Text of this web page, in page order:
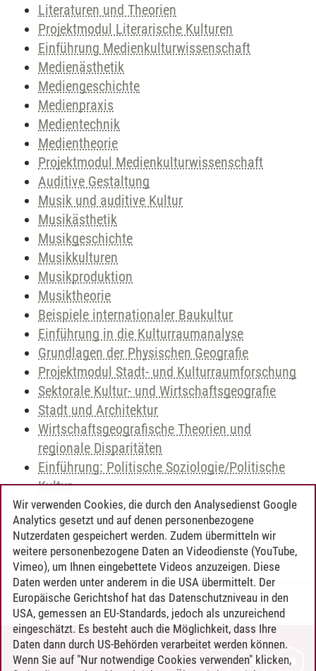
Literaturen und Theorien
Projektmodul Literarische Kulturen
Einführung Medienkulturwissenschaft
Medienästhetik
Mediengeschichte
Medienpraxis
Medientechnik
Medientheorie
Projektmodul Medienkulturwissenschaft
Auditive Gestaltung
Musik und auditive Kultur
Musikästhetik
Musikgeschichte
Musikkulturen
Musikproduktion
Musiktheorie
Beispiele internationaler Baukultur
Einführung in die Kulturraumanalyse
Grundlagen der Physischen Geografie
Projektmodul Stadt- und Kulturraumforschung
Sektorale Kultur- und Wirtschaftsgeografie
Stadt und Architektur
Wirtschaftsgeografische Theorien und
regionale Disparitäten
Einführung: Politische Soziologie/Politische
Kultur
Geschichte der Gegenwart
Geschichte schreiben
Ordnungen des Wissens
Timo Leder/30.06.2024
KONTAKT
Wir verwenden Cookies, die durch den Analysedienst Google
Analytics gesetzt und auf denen personenbezogene
Nutzerdaten gespeichert werden. Zudem übermitteln wir
weitere personenbezogene Daten an Videodienste (YouTube,
Vimeo), um Ihnen eingebettete Videos anzuzeigen. Diese
Daten werden unter anderem in die USA übermittelt. Der
Europäische Gerichtshof hat das Datenschutzniveau in den
USA, gemessen an EU-Standards, jedoch als unzureichend
eingeschätzt. Es besteht auch die Möglichkeit, dass Ihre
Daten dann durch US-Behörden verarbeitet werden können.
Wenn Sie auf "Nur notwendige Cookies verwenden" klicken,